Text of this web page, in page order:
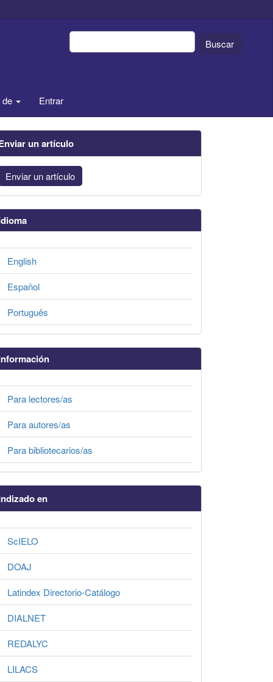
Buscar
Entrar
un artículo
Enviar un artículo
English
Español
Português
Para lectores/as
Para autores/as
Para bibliotecarios/as
en
ScIELO
DOAJ
Latindex Directorio-Catálogo
DIALNET
REDALYC
LILACS